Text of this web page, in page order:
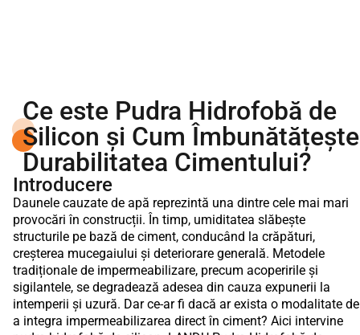
Ce este Pudra Hidrofobă de
Silicon și Cum Îmbunătățește
Durabilitatea Cimentului?
Introducere
Daunele cauzate de apă reprezintă una dintre cele mai mari
provocări în construcții. În timp, umiditatea slăbește
structurile pe bază de ciment, conducând la crăpături,
creșterea mucegaiului și deteriorare generală. Metodele
tradiționale de impermeabilizare, precum acoperirile și
sigilantele, se degradează adesea din cauza expunerii la
intemperii și uzură. Dar ce-ar fi dacă ar exista o modalitate de
a integra impermeabilizarea direct în ciment? Aici intervine